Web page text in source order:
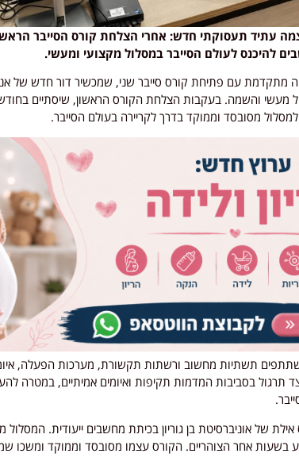
עתיד תעסוקתי חדש: אחרי הצלחת קורס הסייבר
להיכנס לעולם הסייבר במסלול מקצועי ומעשי.
מתקדמת עם פתיחת קורס סייבר שני, שמכשיר דור חדש של
מסובסד וממוקד בדרך לקריירה בעולם הסייבר.
תשתיות מחשוב ורשתות תקשורת, מערכות הפעלה,
בסביבות המדמות תקיפות ואיומים אמיתיים, במטרה
של אוניברסיטת בן גוריון בכיתת מחשבים ייעודית.
בשעות אחר הצוהריים. הקורס עצמו מסובסד וממוקד ומשכו